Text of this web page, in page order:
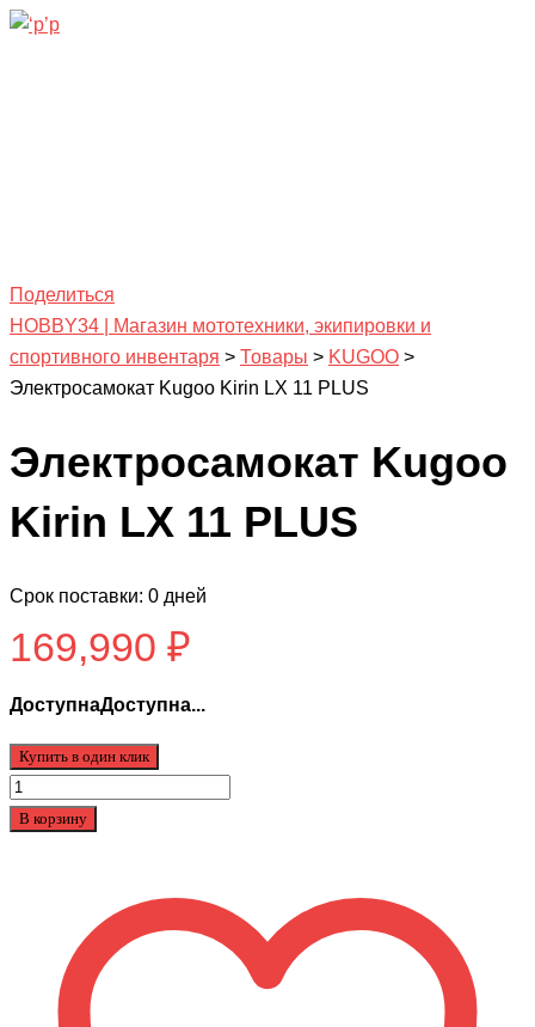
Поделиться
HOBBY34 | Магазин мототехники, экипировки и
спортивного инвентаря > Товары > KUGOO >
Электросамокат Kugoo Kirin LX 11 PLUS
Электросамокат Kugoo
Kirin LX 11 PLUS
Срок поставки: 0 дней
169,990 ₽
ДоступнаДоступна...
Купить в один клик
Количество
товара
PLUS
В корзину